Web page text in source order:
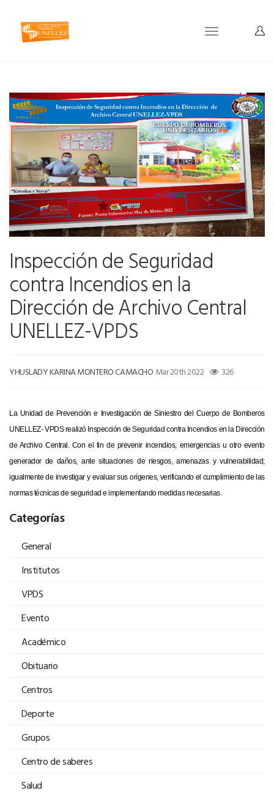
Toggle
Inspección de Seguridad
contra Incendios en la
Dirección de Archivo Central
UNELLEZ-VPDS
YHUSLADY KARINA MONTERO CAMACHO Mar 20th 2022 326
La Unidad de Prevención e Investigación de Siniestro del Cuerpo de Bomberos
UNELLEZ- VPDSrealizó Inspección de Seguridad contra Incendios en la Dirección
de Archivo Central. Con el fin de prevenir incendios, emergencias u otro evento
generador de daños, ante situaciones de riesgos, amenazas y vulnerabilidad;
igualmente de investigar y evaluar sus orígenes, verificando el cumplimiento de las
normas técnicas de seguridad e implementando medidas necesarias.
Categorías
General
Institutos
VPDS
Evento
Académico
Obituario
Centros
Deporte
Grupos
Centro de saberes
Salud